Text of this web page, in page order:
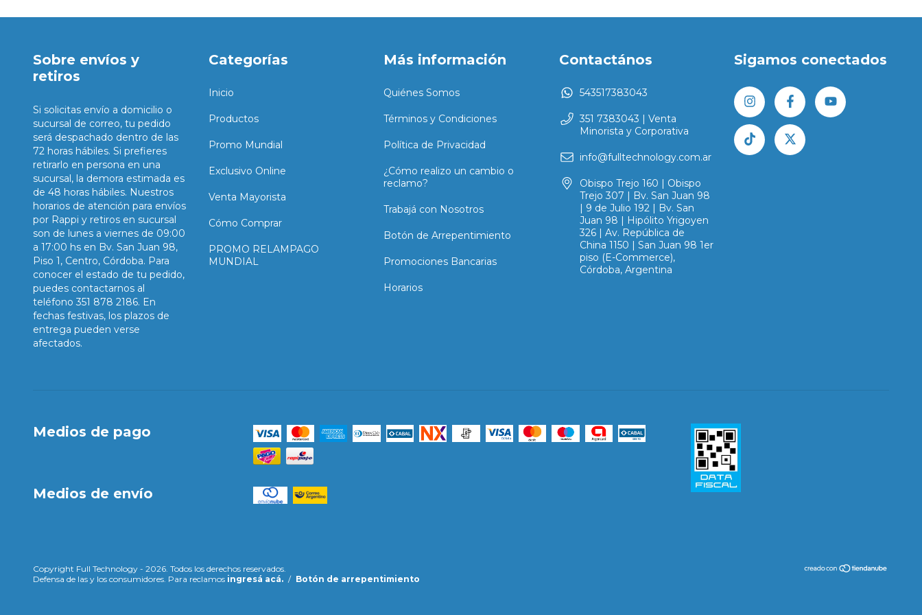
Sobre envíos y
retiros
Si solicitas envío a domicilio o
sucursal de correo, tu pedido
será despachado dentro de las
72 horas hábiles. Si prefieres
retirarlo en persona en una
sucursal, la demora estimada es
de 48 horas hábiles. Nuestros
horarios de atención para envíos
por Rappi y retiros en sucursal
son de lunes a viernes de 09:00
a 17:00 hs en Bv. San Juan 98,
Piso 1, Centro, Córdoba. Para
conocer el estado de tu pedido,
puedes contactarnos al
teléfono 351 878 2186. En
fechas festivas, los plazos de
entrega pueden verse
afectados.
Categorías
Inicio
Productos
Promo Mundial
Exclusivo Online
Venta Mayorista
Cómo Comprar
PROMO RELAMPAGO
MUNDIAL
Más información
Quiénes Somos
Términos y Condiciones
Política de Privacidad
¿Cómo realizo un cambio o
reclamo?
Trabajá con Nosotros
Botón de Arrepentimiento
Promociones Bancarias
Horarios
Contactános
543517383043
351 7383043 | Venta
Minorista y Corporativa
info@fulltechnology.com.ar
Obispo Trejo 160 | Obispo
Trejo 307 | Bv. San Juan 98
| 9 de Julio 192 | Bv. San
Juan 98 | Hipólito Yrigoyen
326 | Av. República de
China 1150 | San Juan 98 1er
piso (E-Commerce),
Córdoba, Argentina
Sigamos conectados
Medios de pago
Medios de envío
Copyright Full Technology - 2026. Todos los derechos reservados.
Defensa de las y los consumidores. Para reclamos ingresá acá. / Botón de arrepentimiento